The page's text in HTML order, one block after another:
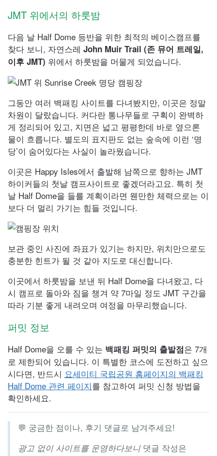
JMT 위에서의 하룻밤
다음 날 Half Dome 등반을 위한 최적의 베이스캠프를
찾다 보니, 자연스레 John Muir Trail (존 뮤어 트레일,
이후 JMT) 위에서 하룻밤을 머물게 되었습니다.
그동안 여러 백패킹 사이트를 다녀봤지만, 이곳은 정말
차원이 달랐습니다. 커다란 통나무들로 구획이 완벽하
게 정리되어 있고, 지면은 넓고 평평한데 바로 옆으론
물이 흐릅니다. 별도의 표지판도 없는 숲속에 이런 ‘명
당’이 숨어있다는 사실이 놀라웠습니다.
이곳은 Happy Isles에서 출발해 남쪽으로 향하는 JMT
하이커들의 첫날 캠프사이트로 좋겠더라고요. 특히 첫
날 Half Dome을 들를 계획이라면 웬만한 체력으로는 이
보다 더 멀리 가기는 힘들 것입니다.
보관 중인 사진에 좌표가 있기는 하지만, 위치만으로도
충분한 힌트가 될 것 같아 지도로 대신합니다.
이곳에서 하룻밤을 보낸 뒤 Half Dome을 다녀왔고, 다
시 캠프로 돌아와 짐을 챙겨 약 7마일 정도 JMT 구간을
따라 기분 좋게 내려오며 여정을 마무리했습니다.
퍼밋 정보
Half Dome을 오를 수 있는 백패킹 퍼밋의 출발점은 7개
로 제한되어 있습니다. 이 특별한 코스에 도전하고 싶으
시다면, 반드시 요세미티 국립공원 홈페이지의 백패킹
Half Dome 관련 페이지를 참고하여 퍼밋 신청 방법을
확인하세요.
💬 궁금한 점이나, 후기 댓글로 남겨주세요!
광고 없이 사이트를 운영하다보니댓글 작성은